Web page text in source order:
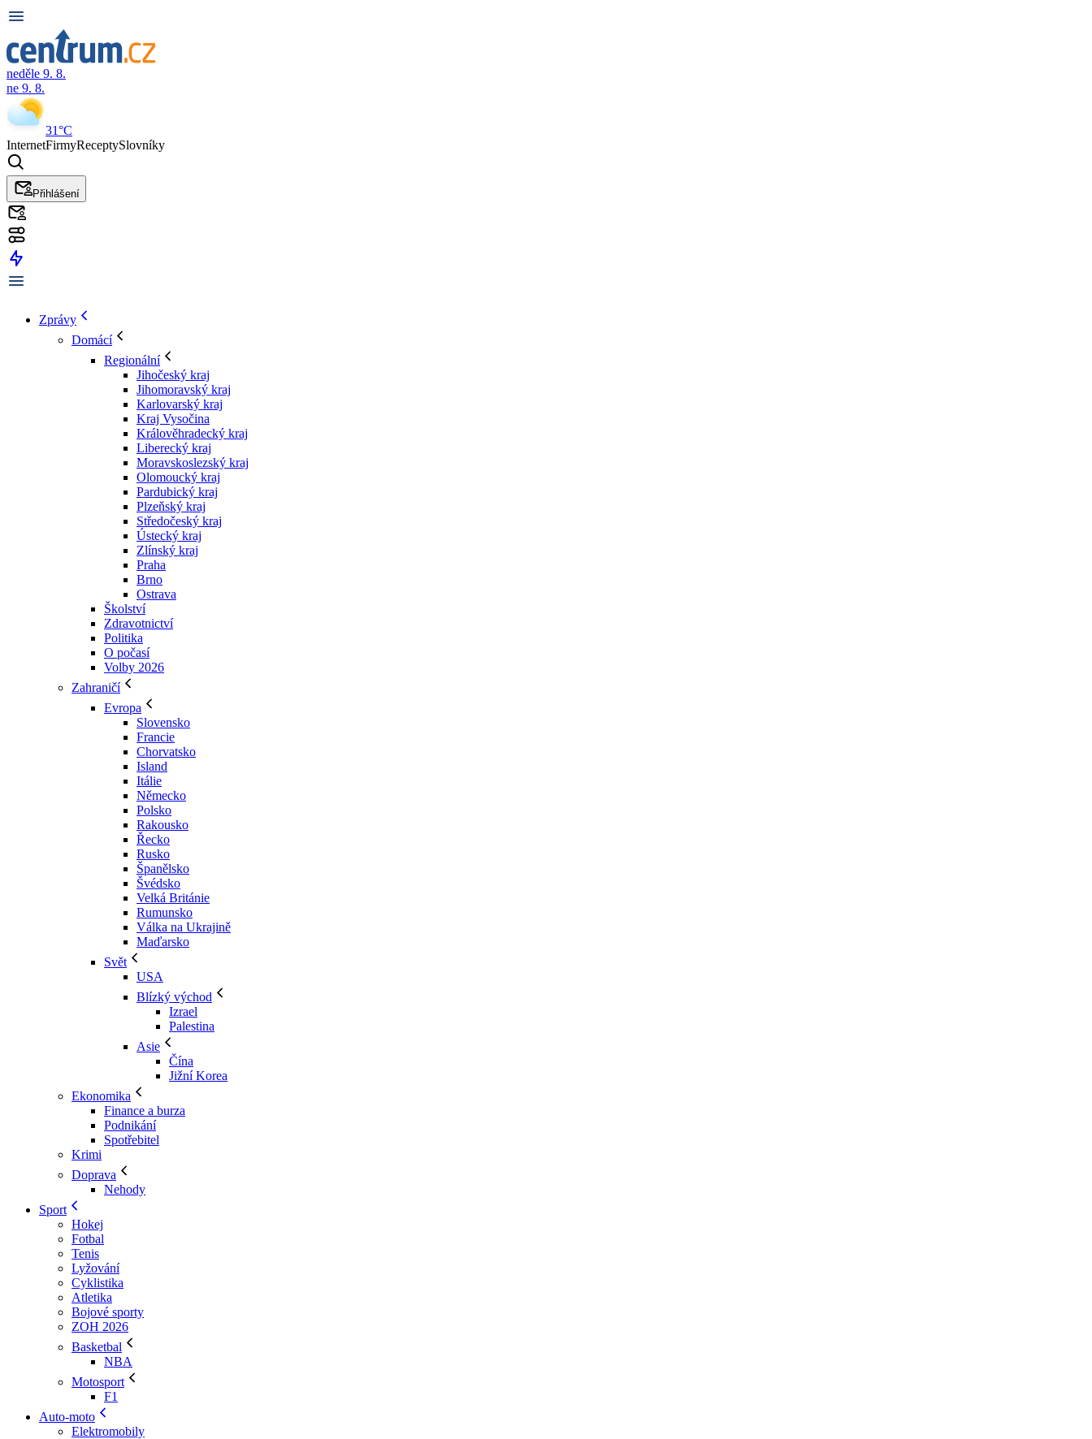
neděle 9. 8.
ne 9. 8.
31°C
InternetFirmyReceptySlovníky
Přihlášení
Zprávy
Domácí
Regionální
Jihočeský kraj
Jihomoravský kraj
Karlovarský kraj
Kraj Vysočina
Králověhradecký kraj
Liberecký kraj
Moravskoslezský kraj
Olomoucký kraj
Pardubický kraj
Plzeňský kraj
Středočeský kraj
Ústecký kraj
Zlínský kraj
Praha
Brno
Ostrava
Školství
Zdravotnictví
Politika
O počasí
Volby 2026
Zahraničí
Evropa
Slovensko
Francie
Chorvatsko
Island
Itálie
Německo
Polsko
Rakousko
Řecko
Rusko
Španělsko
Švédsko
Velká Británie
Rumunsko
Válka na Ukrajině
Maďarsko
Svět
USA
Blízký východ
Izrael
Palestina
Asie
Čína
Jižní Korea
Ekonomika
Finance a burza
Podnikání
Spotřebitel
Krimi
Doprava
Nehody
Sport
Hokej
Fotbal
Tenis
Lyžování
Cyklistika
Atletika
Bojové sporty
ZOH 2026
Basketbal
NBA
Motosport
F1
Auto-moto
Elektromobily